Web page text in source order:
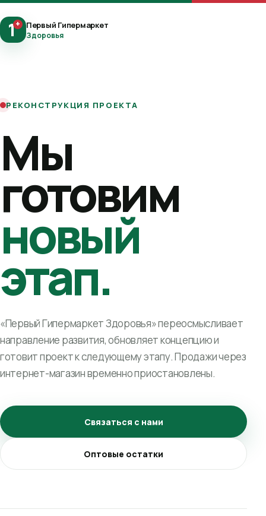
1+ Первый Гипермаркет
Здоровья
РЕКОНСТРУКЦИЯ ПРОЕКТА
Мы
готовим
новый
этап.
«Первый Гипермаркет Здоровья» переосмысливает
направление развития, обновляет концепцию и
готовит проект к следующему этапу. Продажи через
интернет-магазин временно приостановлены.
Связаться с нами
Оптовые остатки